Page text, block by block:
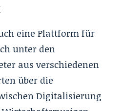
eine Plattform für
unter den
aus verschiedenen
über die
Digitalisierung